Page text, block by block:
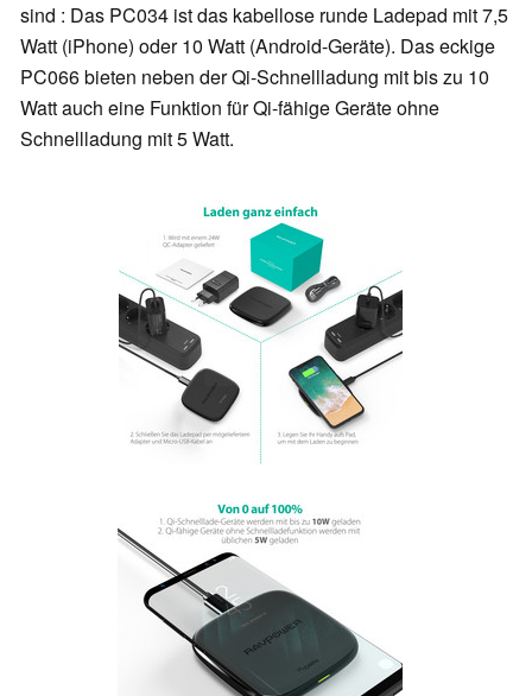
sind : Das PC034 ist das kabellose runde Ladepad mit 7,5
Watt (iPhone) oder 10 Watt (Android-Geräte). Das eckige
PC066 bieten neben der Qi-Schnellladung mit bis zu 10
Watt auch eine Funktion für Qi-fähige Geräte ohne
Schnellladung mit 5 Watt.